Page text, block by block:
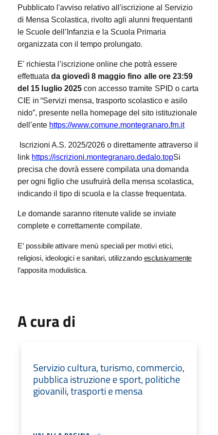
Pubblicato l'avviso relativo all'iscrizione al Servizio
di Mensa Scolastica, rivolto agli alunni frequentanti
le Scuole dell’Infanzia e la Scuola Primaria
organizzata con il tempo prolungato.
E' richiesta l’iscrizione online che potrà essere
effettuata da giovedì 8 maggio fino alle ore 23:59
del 15 luglio 2025 con accesso tramite SPID o carta
CIE in“Servizi mensa, trasporto scolastico e asilo
nido”, presente nella homepage del sito istituzionale
dell’ente https://www.comune.montegranaro.fm.it
Iscrizioni A.S. 2025/2026 o direttamente attraverso il
link https://iscrizioni.montegranaro.dedalo.topSi
precisa che dovrà essere compilata una domanda
per ogni figlio che usufruirà della mensa scolastica,
indicando il tipo di scuola e la classe frequentata.
Le domande saranno ritenute valide se inviate
complete e correttamente compilate.
E’ possibile attivare menù speciali per motivi etici,
religiosi, ideologici e sanitari, utilizzando esclusivamente
l’apposita modulistica.
A cura di
Servizio cultura, turismo, commercio,
pubblica istruzione e sport, politiche
giovanili, trasporti e mensa